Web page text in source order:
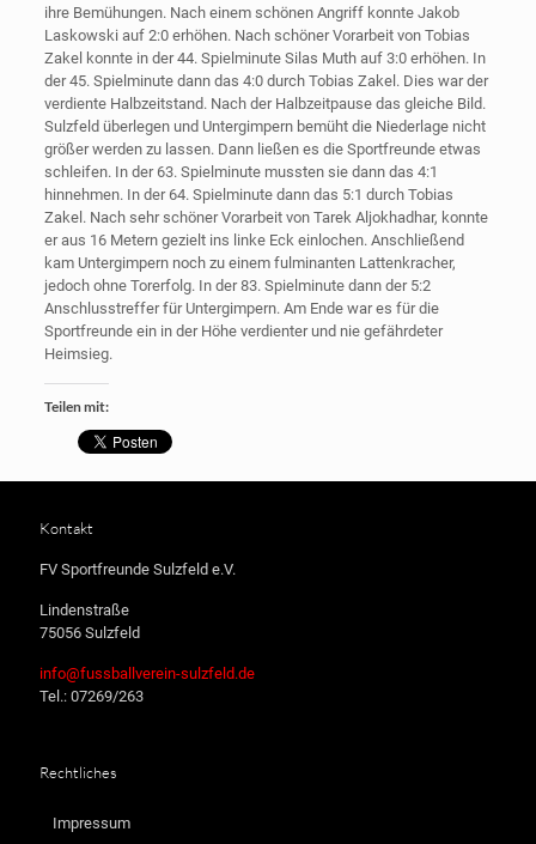
ihre Bemühungen. Nach einem schönen Angriff konnte Jakob
Laskowski auf 2:0 erhöhen. Nach schöner Vorarbeit von Tobias
Zakel konnte in der 44. Spielminute Silas Muth auf 3:0 erhöhen. In
der 45. Spielminute dann das 4:0 durch Tobias Zakel. Dies war der
verdiente Halbzeitstand. Nach der Halbzeitpause das gleiche Bild.
Sulzfeld überlegen und Untergimpern bemüht die Niederlage nicht
größer werden zu lassen. Dann ließen es die Sportfreunde etwas
schleifen. In der 63. Spielminute mussten sie dann das 4:1
hinnehmen. In der 64. Spielminute dann das 5:1 durch Tobias
Zakel. Nach sehr schöner Vorarbeit von Tarek Aljokhadhar, konnte
er aus 16 Metern gezielt ins linke Eck einlochen. Anschließend
kam Untergimpern noch zu einem fulminanten Lattenkracher,
jedoch ohne Torerfolg. In der 83. Spielminute dann der 5:2
Anschlusstreffer für Untergimpern. Am Ende war es für die
Sportfreunde ein in der Höhe verdienter und nie gefährdeter
Heimsieg.
Teilen mit:
Kontakt
FV Sportfreunde Sulzfeld e.V.
Lindenstraße
75056 Sulzfeld
info@fussballverein-sulzfeld.de
Tel.: 07269/263
Rechtliches
Impressum